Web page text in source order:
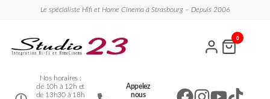
Le spécialiste Hifi et Home Cinema à Strasbourg – Depuis 2006
Nos horaires :
de 10h à 12h et
de 13h30 à 18h
Appelez
nous
0